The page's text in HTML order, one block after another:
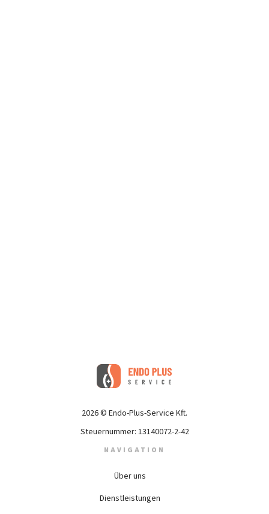
2026 © Endo-Plus-Service Kft.
Steuernummer: 13140072-2-42
NAVIGATION
Über uns
Dienstleistungen(current)